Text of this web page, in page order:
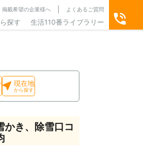
掲載希望の企業様へ よくあるご質問
探す 生活110番ライブラリー
現在地
から探す
かき、除雪口コ